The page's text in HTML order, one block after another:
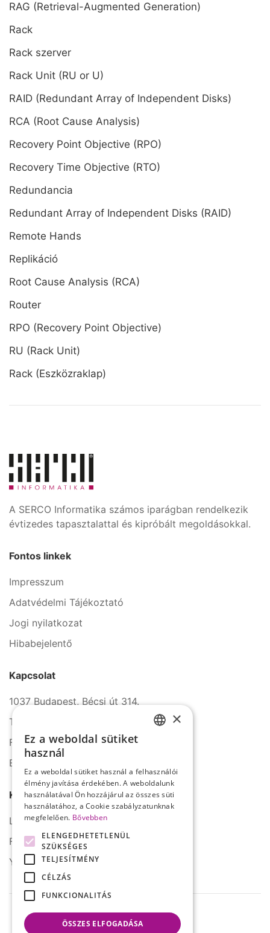
RAG (Retrieval-Augmented Generation)
Rack
Rack szerver
Rack Unit (RU or U)
RAID (Redundant Array of Independent Disks)
RCA (Root Cause Analysis)
Recovery Point Objective (RPO)
Recovery Time Objective (RTO)
Redundancia
Redundant Array of Independent Disks (RAID)
Remote Hands
Replikáció
Root Cause Analysis (RCA)
Router
RPO (Recovery Point Objective)
RU (Rack Unit)
Rack (Eszközraklap)
A SERCO Informatika számos iparágban rendelkezik
évtizedes tapasztalattal és kipróbált megoldásokkal.
Fontos linkek
Impresszum
Adatvédelmi Tájékoztató
Jogi nyilatkozat
Hibabejelentő
Kapcsolat
1037 Budapest, Bécsi út 314.
Tel.: +36 1 272 2140
Fax: +36 1 272 2150
E-mail: info@serco.hu
Kövessen minket
LinkedIn
Facebook
YouTube
×
Ez a weboldal sütiket
használ
Ez a weboldal sütiket használ a felhasználói
élmény javítása érdekében. A weboldalunk
használatával Ön hozzájárul az összes süti
használatához, a Cookie szabályzatunknak
megfelelően. Bővebben
ELENGEDHETETLENÜL
SZÜKSÉGES
TELJESÍTMÉNY
CÉLZÁS
FUNKCIONALITÁS
ÖSSZES ELFOGADÁSA